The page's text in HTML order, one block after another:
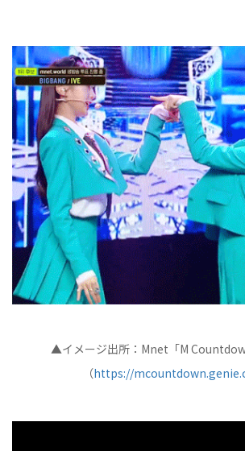
▲イメージ出所：Mnet「M
（https://